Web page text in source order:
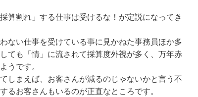
算割れ」する仕事は受けるな！が定説になってき
ない仕事を受けている事に見かねた事務員ほか多
ても「情」に流されて採算度外視が多く、万年赤
うです。
しまえば、お客さんが減るのじゃないかと言う不
るお客さんもいるのが正直なところです。